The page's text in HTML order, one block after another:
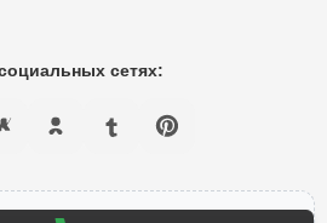
сетях: